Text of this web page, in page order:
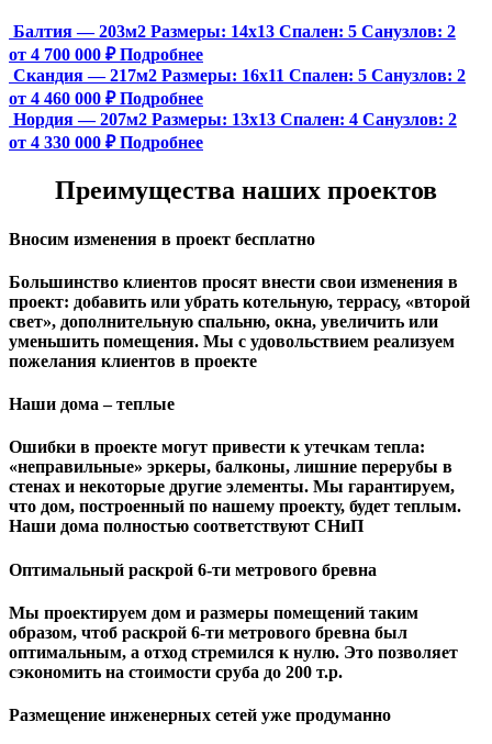
Балтия — 203м2 Размеры: 14х13 Спален: 5 Санузлов: 2
от 4 700 000 ₽ Подробнее
Скандия — 217м2 Размеры: 16х11 Спален: 5 Санузлов: 2
от 4 460 000 ₽ Подробнее
Нордия — 207м2 Размеры: 13х13 Спален: 4 Санузлов: 2
от 4 330 000 ₽ Подробнее
Преимущества наших проектов
Вносим изменения в проект бесплатно
Большинство клиентов просят внести свои изменения в
проект: добавить или убрать котельную, террасу, «второй
свет», дополнительную спальню, окна, увеличить или
уменьшить помещения. Мы с удовольствием реализуем
пожелания клиентов в проекте
Наши дома – теплые
Ошибки в проекте могут привести к утечкам тепла:
«неправильные» эркеры, балконы, лишние перерубы в
стенах и некоторые другие элементы. Мы гарантируем,
чтo дом, построенный по нашему проекту, будет теплым.
Наши дома полностью соответствуют СНиП
Оптимальный раскрой 6-ти метрового бревна
Мы проектируем дом и размеры помещений таким
образом, чтоб раскрой 6-ти метрового бревна был
оптимальным, а отход стремился к нулю. Это позволяет
сэкономить на стоимости сруба до 200 т.р.
Размещение инженерных сетей уже продуманно